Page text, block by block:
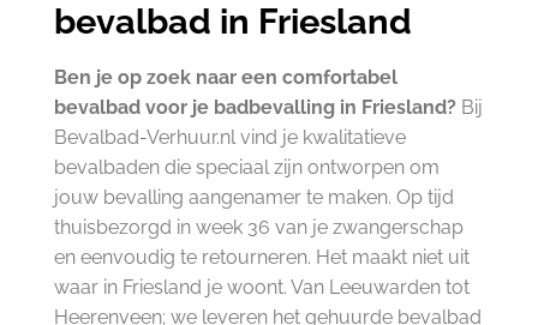
bevalbad in Friesland
Ben je op zoek naar een comfortabel
bevalbad voor je badbevalling in Friesland? Bij
Bevalbad-Verhuur.nl vind je kwalitatieve
bevalbaden die speciaal zijn ontworpen om
jouw bevalling aangenamer te maken. Op tijd
thuisbezorgd in week 36 van je zwangerschap
en eenvoudig te retourneren. Het maakt niet uit
waar in Friesland je woont. Van Leeuwarden tot
Heerenveen; we leveren het gehuurde bevalbad